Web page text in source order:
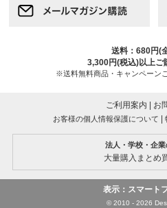
送料：680円(
3,300円(税込)以上ご
※送料無料商品・キャンペーン
ご利用案内 お
お客様の個人情報保護について
法人・学校・企
大量購入まとめ
表示：スマート
© 2010 - 2026